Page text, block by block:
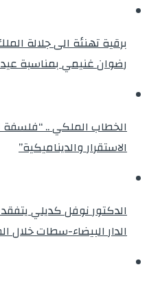
برقية تهنئة الى جلالة
رضوان غنيمي بمناسبة
الخطاب الملكي .. “فلسفة
الاستقرار والديناميكية”
الدار البيضاء-سطات خلال